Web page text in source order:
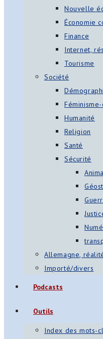
Nouvelle
Économie
Finance
Internet,
Tourisme
Société
Humanité
Religion
Santé
Sécurité
Allemagne,
Importé/divers
Podcasts
Outils
Index des mots-